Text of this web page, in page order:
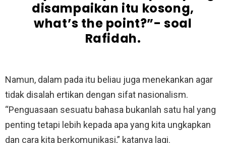
disampaikan itu kosong,
what’s the point?”- soal
Rafidah.
Namun, dalam pada itu beliau juga menekankan agar
tidak disalah ertikan dengan sifat nasionalism.
“Penguasaan sesuatu bahasa bukanlah satu hal yang
penting tetapi lebih kepada apa yang kita ungkapkan
dan cara kita berkomunikasi,” katanya lagi.